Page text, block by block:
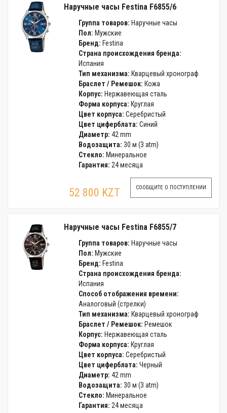
Наручные часы Festina F6855/6
Группа товаров: Наручные часы
Пол: Мужские
Бренд: Festina
Страна происхождения бренда:
Испания
Тип механизма: Кварцевый хронограф
Браслет / Ремешок: Кожа
Корпус: Нержавеющая сталь
Форма корпуса: Круглая
Цвет корпуса: Серебристый
Цвет циферблата: Синий
Диаметр: 42 mm
Водозащита: 30 м (3 atm)
Стекло: Минеральное
Гарантия: 24 месяца
52 800 KZT СООБЩИТЕ О ПОСТУПЛЕНИИ
Наручные часы Festina F6855/7
Группа товаров: Наручные часы
Пол: Мужские
Бренд: Festina
Страна происхождения бренда:
Испания
Способ отображения времени:
Аналоговый (стрелки)
Тип механизма: Кварцевый хронограф
Браслет / Ремешок: Ремешок
Корпус: Нержавеющая сталь
Форма корпуса: Круглая
Цвет корпуса: Серебристый
Цвет циферблата: Черный
Диаметр: 42 mm
Водозащита: 30 м (3 atm)
Стекло: Минеральное
Гарантия: 24 месяца